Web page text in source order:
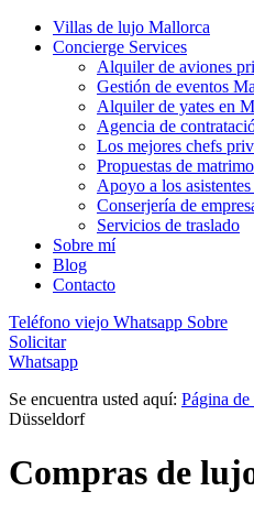
Villas de lujo Mallorca
Concierge Services
Alquiler de aviones
Gestión de eventos
Alquiler de yates en
Agencia de
Los mejores chefs
Propuestas de
Apoyo a los
Conserjería de
Servicios de traslado
Sobre mí
Blog
Contacto
Teléfono viejo Whatsapp Sobre
Solicitar
Whatsapp
Se encuentra usted aquí: Página
Düsseldorf
Compras de